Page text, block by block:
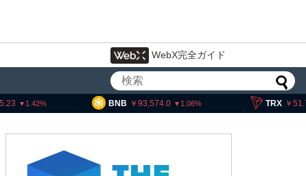
WebX完全ガイド
BNB 93,574.0 1.06 TRX 0.07